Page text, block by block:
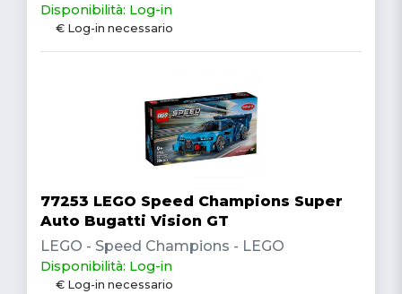
Disponibilità: Log-in
€ Log-in necessario
77253 LEGO Speed Champions Super
Auto Bugatti Vision GT
LEGO - Speed Champions - LEGO
Disponibilità: Log-in
€ Log-in necessario